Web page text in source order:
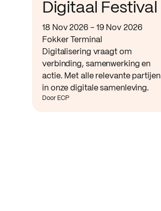
Digitaal Festival
18 Nov 2026 - 19 Nov 2026
Fokker Terminal
Digitalisering vraagt om
verbinding, samenwerking en
actie. Met alle relevante partijen
in onze digitale samenleving.
Door ECP